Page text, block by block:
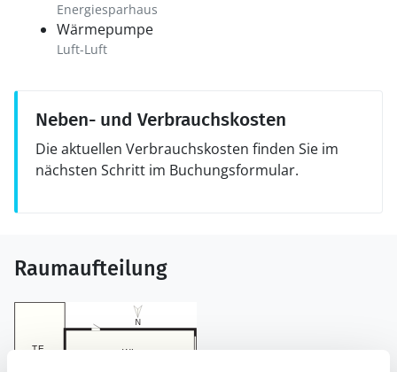
Energiesparhaus
Wärmepumpe
Luft-Luft
Neben- und Verbrauchskosten
Die aktuellen Verbrauchskosten finden Sie im
nächsten Schritt im Buchungsformular.
Raumaufteilung